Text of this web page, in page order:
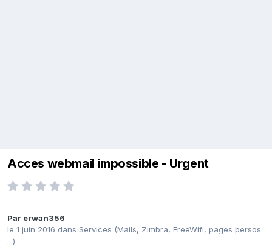
Acces webmail impossible - Urgent
Par erwan356
le 1 juin 2016 dans Services (Mails, Zimbra, FreeWifi, pages persos
...)